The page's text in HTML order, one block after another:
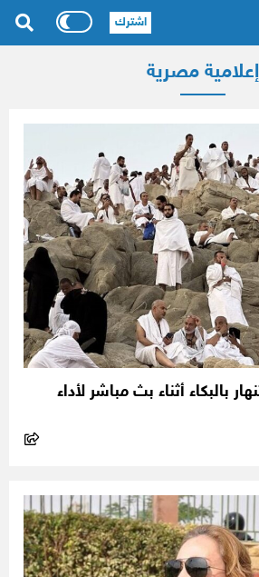
إعلامية مصرية
بالبكاء أثناء بث مباشر لأداء
اشترك